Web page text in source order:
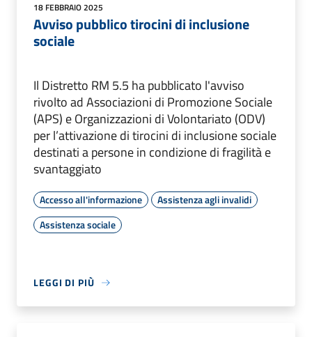
18 FEBBRAIO 2025
Avviso pubblico tirocini di inclusione
sociale
Il Distretto RM 5.5 ha pubblicato l'avviso
rivolto ad Associazioni di Promozione Sociale
(APS) e Organizzazioni di Volontariato (ODV)
per l’attivazione di tirocini di inclusione sociale
destinati a persone in condizione di fragilità e
svantaggiato
Accesso all'informazione
Assistenza agli invalidi
Assistenza sociale
LEGGI DI PIÙ